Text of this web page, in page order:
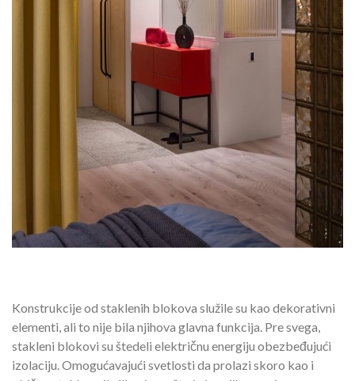
Konstrukcije od staklenih blokova služile su kao dekorativni
elementi, ali to nije bila njihova glavna funkcija. Pre svega,
stakleni blokovi su štedeli električnu energiju obezbeđujući
izolaciju. Omogućavajući svetlosti da prolazi skoro kao i